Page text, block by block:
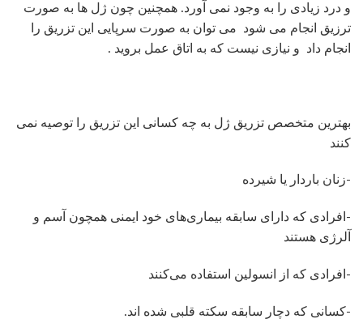
و درد زیادی را به وجود نمی آورد. همچنین چون ژل ها به صورت
ترزیق انجام می شود می توان به صورت سرپایی این تزریق را
انجام داد و نیازی نیست که به اتاق عمل بروید .
بهترین متخصص تزریق ژل به چه کسانی این تزریق را توصیه نمی
کنند
-زنان باردار یا شیرده
-افرادی که دارای سابقه بیماری‌های خود ایمنی همچون آسم و
آلرژی هستند
-افرادی که از انسولین استفاده می‌کنند
-کسانی که دچار سابقه سکته قلبی شده اند.